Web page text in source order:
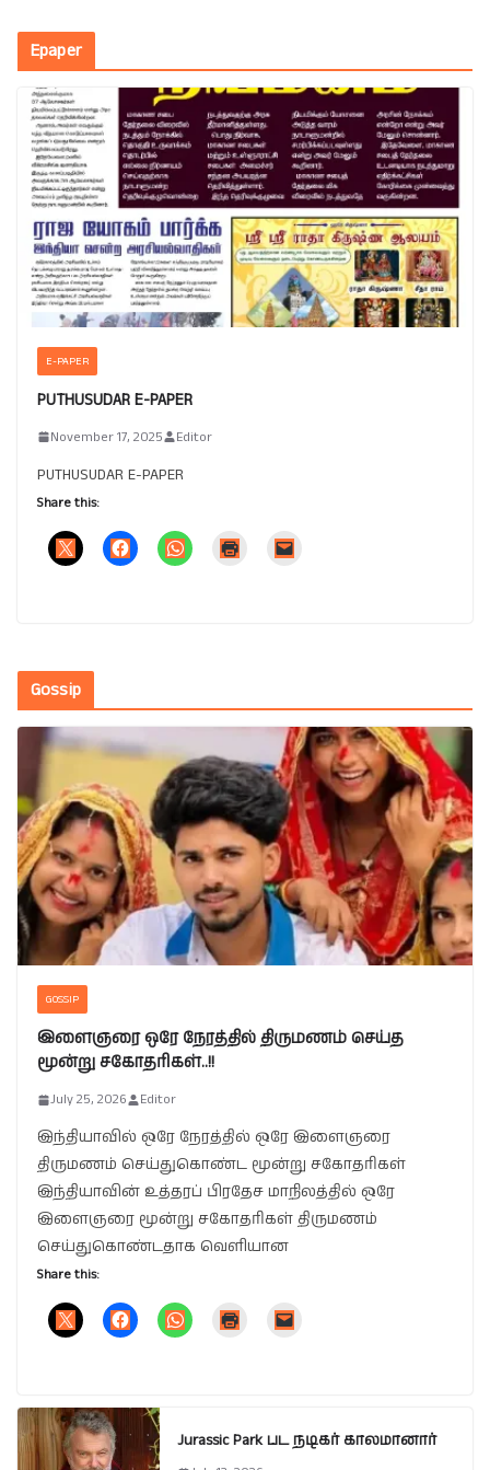
Epaper
E-PAPER
PUTHUSUDAR E-PAPER
November 17, 2025 Editor
PUTHUSUDAR E-PAPER
Share this:
Gossip
GOSSIP
இளைஞரை ஒரே நேரத்தில் திருமணம் செய்த
மூன்று சகோதரிகள்..!!
July 25, 2026 Editor
இந்தியாவில் ஒரே நேரத்தில் ஒரே இளைஞரை
திருமணம் செய்துகொண்ட மூன்று சகோதரிகள்
இந்தியாவின் உத்தரப் பிரதேச மாநிலத்தில் ஒரே
இளைஞரை மூன்று சகோதரிகள் திருமணம்
செய்துகொண்டதாக வெளியான
Share this:
Jurassic Park பட நடிகர் காலமானார்